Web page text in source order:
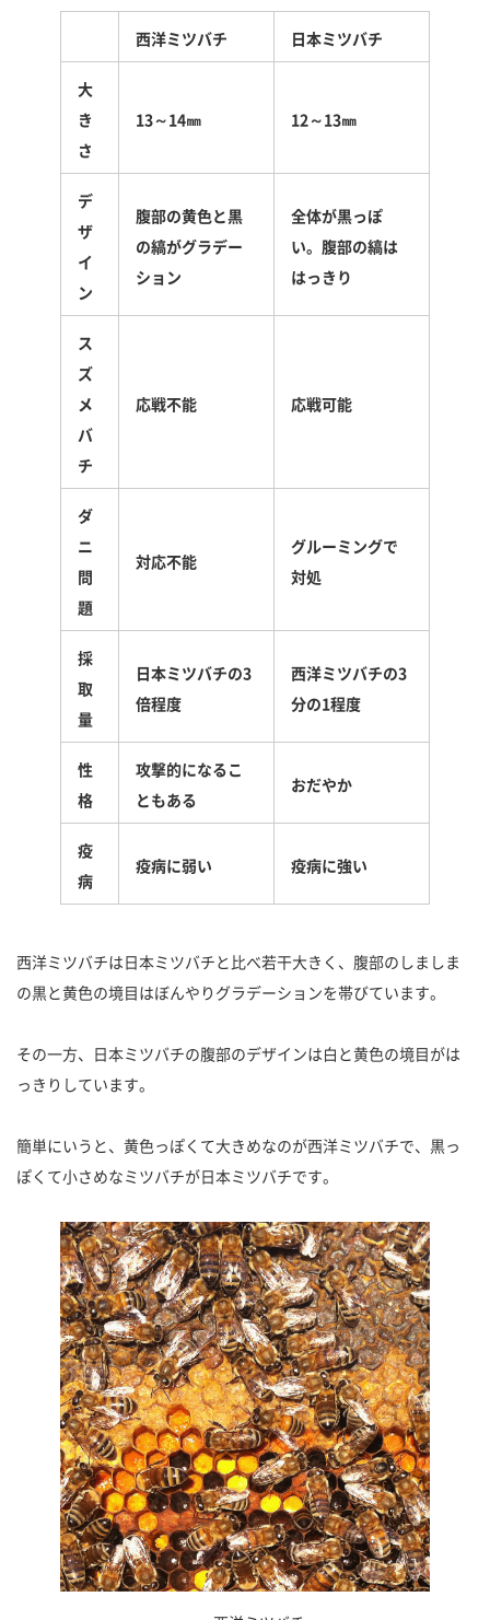
西洋ミツバチ 日本ミツバチ
大
き
さ
13～14㎜ 12～13㎜
デ
ザ
イ
ン
腹部の黄色と黒
の縞がグラデー
ション
全体が黒っぽ
い。腹部の縞は
はっきり
ス
ズ
メ
バ
チ
応戦不能 応戦可能
ダ
ニ
問
題
対応不能
グルーミングで
対処
採
取
量
日本ミツバチの3
倍程度
西洋ミツバチの3
分の1程度
性
格
攻撃的になるこ
ともある
おだやか
疫
病
疫病に弱い 疫病に強い
西洋ミツバチは日本ミツバチと比べ若干大きく、腹部のしましま
の黒と黄色の境目はぼんやりグラデーションを帯びています。
その一方、日本ミツバチの腹部のデザインは白と黄色の境目がは
っきりしています。
簡単にいうと、黄色っぽくて大きめなのが西洋ミツバチで、黒っ
ぽくて小さめなミツバチが日本ミツバチです。